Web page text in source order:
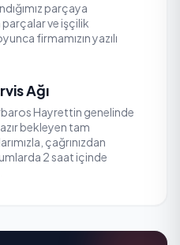
parçaya
ve işçilik
firmamızın yazılı
Ağı
Hayrettin genelinde
bekleyen tam
çağrınızdan
2 saat içinde